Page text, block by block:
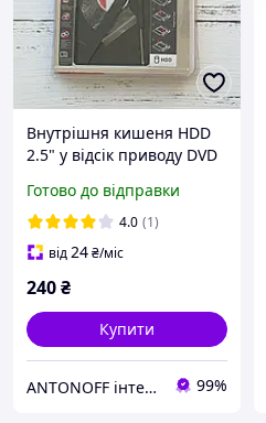
Внутрішня кишеня HDD
2.5" у відсік приводу DVD
Aluminum
Готово до відправки
4.0 (1)
від24₴/міс
240₴
Купити
ANTONOFF інтернет-магазин 99%